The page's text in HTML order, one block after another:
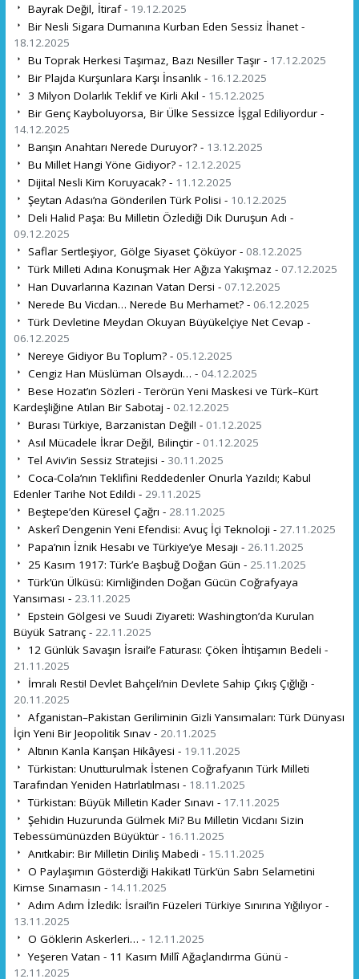
Bayrak Değil, İtiraf - 19.12.2025
Bir Nesli Sigara Dumanına Kurban Eden Sessiz İhanet -
18.12.2025
Bu Toprak Herkesi Taşımaz, Bazı Nesiller Taşır - 17.12.2025
Bir Plajda Kurşunlara Karşı İnsanlık - 16.12.2025
3 Milyon Dolarlık Teklif ve Kirli Akıl - 15.12.2025
Bir Genç Kayboluyorsa, Bir Ülke Sessizce İşgal Ediliyordur -
14.12.2025
Barışın Anahtarı Nerede Duruyor? - 13.12.2025
Bu Millet Hangi Yöne Gidiyor? - 12.12.2025
Dijital Nesli Kim Koruyacak? - 11.12.2025
Şeytan Adası’na Gönderilen Türk Polisi - 10.12.2025
Deli Halid Paşa: Bu Milletin Özlediği Dik Duruşun Adı -
09.12.2025
Saflar Sertleşiyor, Gölge Siyaset Çöküyor - 08.12.2025
Türk Milleti Adına Konuşmak Her Ağıza Yakışmaz - 07.12.2025
Han Duvarlarına Kazınan Vatan Dersi - 07.12.2025
Nerede Bu Vicdan… Nerede Bu Merhamet? - 06.12.2025
Türk Devletine Meydan Okuyan Büyükelçiye Net Cevap -
06.12.2025
Nereye Gidiyor Bu Toplum? - 05.12.2025
Cengiz Han Müslüman Olsaydı… - 04.12.2025
Bese Hozat’ın Sözleri - Terörün Yeni Maskesi ve Türk–Kürt
Kardeşliğine Atılan Bir Sabotaj - 02.12.2025
Burası Türkiye, Barzanistan Değil! - 01.12.2025
Asıl Mücadele İkrar Değil, Bilinçtir - 01.12.2025
Tel Aviv’in Sessiz Stratejisi - 30.11.2025
Coca-Cola’nın Teklifini Reddedenler Onurla Yazıldı; Kabul
Edenler Tarihe Not Edildi - 29.11.2025
Beştepe’den Küresel Çağrı - 28.11.2025
Askerî Dengenin Yeni Efendisi: Avuç İçi Teknoloji - 27.11.2025
Papa’nın İznik Hesabı ve Türkiye’ye Mesajı - 26.11.2025
25 Kasım 1917: Türk’e Başbuğ Doğan Gün - 25.11.2025
Türk’ün Ülküsü: Kimliğinden Doğan Gücün Coğrafyaya
Yansıması - 23.11.2025
Epstein Gölgesi ve Suudi Ziyareti: Washington’da Kurulan
Büyük Satranç - 22.11.2025
12 Günlük Savaşın İsrail’e Faturası: Çöken İhtişamın Bedeli -
21.11.2025
İmralı Resti! Devlet Bahçeli’nin Devlete Sahip Çıkış Çığlığı -
20.11.2025
Afganistan–Pakistan Geriliminin Gizli Yansımaları: Türk Dünyası
İçin Yeni Bir Jeopolitik Sınav - 20.11.2025
Altının Kanla Karışan Hikâyesi - 19.11.2025
Türkistan: Unutturulmak İstenen Coğrafyanın Türk Milleti
Tarafından Yeniden Hatırlatılması - 18.11.2025
Türkistan: Büyük Milletin Kader Sınavı - 17.11.2025
Şehidin Huzurunda Gülmek Mi? Bu Milletin Vicdanı Sizin
Tebessümünüzden Büyüktür - 16.11.2025
Anıtkabir: Bir Milletin Diriliş Mabedi - 15.11.2025
O Paylaşımın Gösterdiği Hakikat! Türk’ün Sabrı Selametini
Kimse Sınamasın - 14.11.2025
Adım Adım İzledik: İsrail’in Füzeleri Türkiye Sınırına Yığılıyor -
13.11.2025
O Göklerin Askerleri… - 12.11.2025
Yeşeren Vatan - 11 Kasım Millî Ağaçlandırma Günü -
12.11.2025